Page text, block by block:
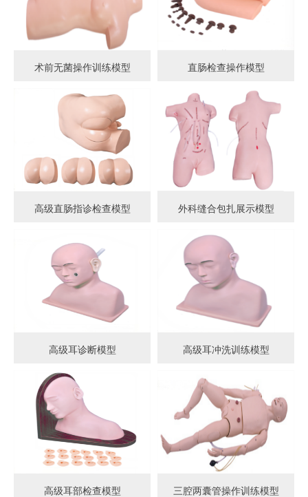
术前无菌操作训练模型 直肠检查操作模型
高级直肠指诊检查模型 外科缝合包扎展示模型
高级耳诊断模型 高级耳冲洗训练模型
高级耳部检查模型 三腔两囊管操作训练模型